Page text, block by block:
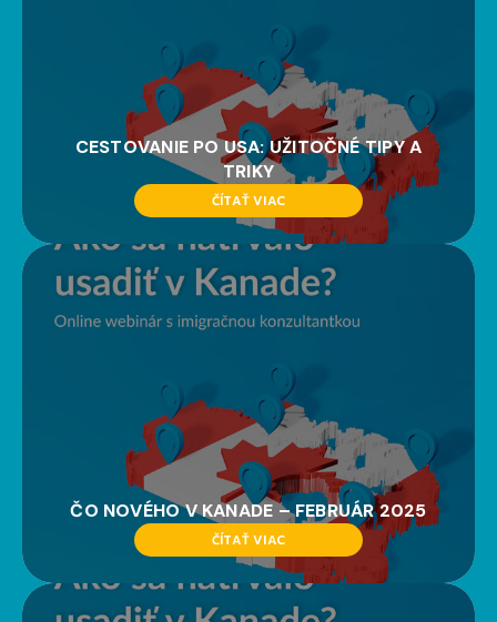
CESTOVANIE PO USA: UŽITOČNÉ TIPY A
TRIKY
ČÍTAŤ VIAC
ČO NOVÉHO V KANADE – FEBRUÁR 2025
ČÍTAŤ VIAC